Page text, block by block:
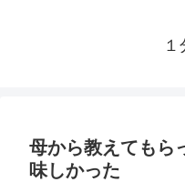
母から教えてもら
味しかった